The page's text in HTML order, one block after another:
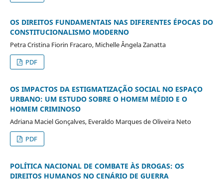
OS DIREITOS FUNDAMENTAIS NAS DIFERENTES ÉPOCAS DO
CONSTITUCIONALISMO MODERNO
Petra Cristina Fiorin Fracaro, Michelle Ângela Zanatta
PDF
OS IMPACTOS DA ESTIGMATIZAÇÃO SOCIAL NO ESPAÇO
URBANO: UM ESTUDO SOBRE O HOMEM MÉDIO E O
HOMEM CRIMINOSO
Adriana Maciel Gonçalves, Everaldo Marques de Oliveira Neto
PDF
POLÍTICA NACIONAL DE COMBATE ÀS DROGAS: OS
DIREITOS HUMANOS NO CENÁRIO DE GUERRA